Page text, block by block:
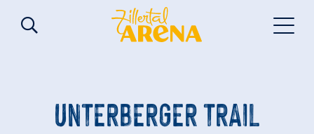
UNTERBERGER TRAIL